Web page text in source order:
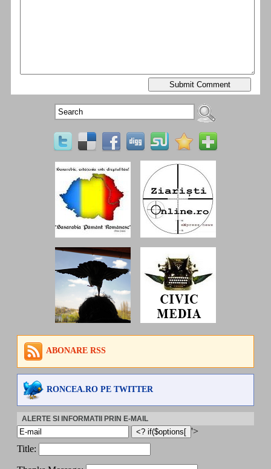
ABONARE RSS
RONCEA.RO PE TWITTER
ALERTE SI INFORMATII PRIN E-MAIL
'>
Title: